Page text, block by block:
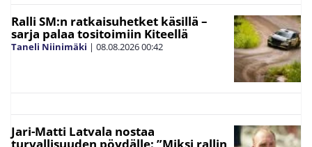
Ralli SM:n ratkaisuhetket käsillä –
sarja palaa tositoimiin Kiteellä
Taneli Niinimäki | 08.08.202600:42
Jari-Matti Latvala nostaa
turvallisuuden pöydälle: ”Miksi rallin